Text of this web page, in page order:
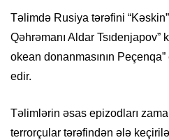
Təlimdə Rusiya tərəfini
Qəhrəmanı Aldar
okean donanmasının
edir.
Təlimlərin əsas epizodları
terrorçular tərəfindən ələ